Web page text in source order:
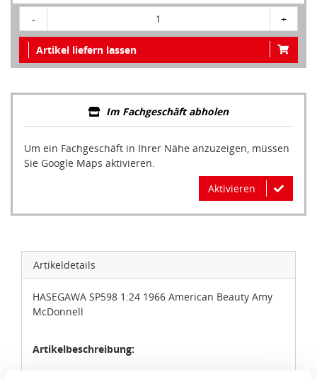
- 1 +
Artikel liefern lassen
Im Fachgeschäft abholen
Um ein Fachgeschäft in Ihrer Nähe anzuzeigen, müssen
Sie Google Maps aktivieren.
Aktivieren
Artikeldetails
HASEGAWA SP598 1:24 1966 American Beauty Amy
McDonnell
Artikelbeschreibung: